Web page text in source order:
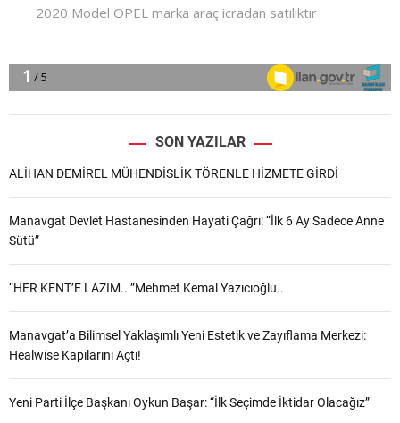
SON YAZILAR
ALİHAN DEMİREL MÜHENDİSLİK TÖRENLE HİZMETE GİRDİ
Manavgat Devlet Hastanesinden Hayati Çağrı: “İlk 6 Ay Sadece Anne
Sütü”
“HER KENT’E LAZIM.. ”Mehmet Kemal Yazıcıoğlu..
Manavgat’a Bilimsel Yaklaşımlı Yeni Estetik ve Zayıflama Merkezi:
Healwise Kapılarını Açtı!
Yeni Parti İlçe Başkanı Oykun Başar: “İlk Seçimde İktidar Olacağız”